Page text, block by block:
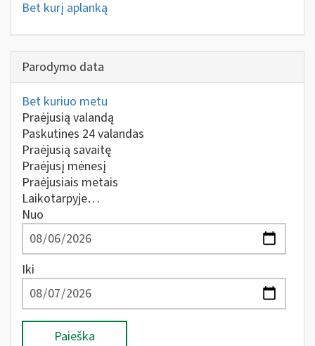
Bet kurį aplanką
Parodymo data
Bet kuriuo metu
Praėjusią valandą
Paskutines 24 valandas
Praėjusią savaitę
Praėjusį mėnesį
Praėjusiais metais
Laikotarpyje…
Nuo
Iki
Paieška